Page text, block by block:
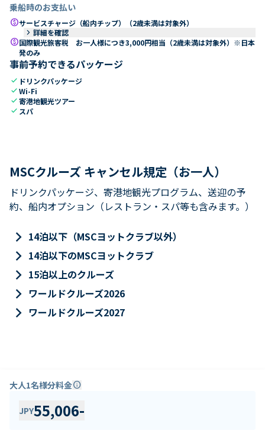
乗船時のお支払い
paidサービスチャージ（船内チップ）（2歳未満は対象外）
keyboard_arrow_right 詳細を確認
paid国際観光旅客税 お一人様につき3,000円相当（2歳未満は対象外）※日本
発のみ
事前予約できるパッケージ
check ドリンクパッケージ
checkWi-Fi
check寄港地観光ツアー
check スパ
MSCクルーズ キャンセル規定（お一人）
ドリンクパッケージ、寄港地観光プログラム、送迎の予
約、船内オプション（レストラン・スパ等も含みます。）
keyboard_arrow_right 14泊以下（MSCヨットクラブ以外）
keyboard_arrow_right 14泊以下のMSCヨットクラブ
keyboard_arrow_right 15泊以上のクルーズ
keyboard_arrow_right ワールドクルーズ2026
keyboard_arrow_right ワールドクルーズ2027
大人1名様分料金info
JPY55,006-